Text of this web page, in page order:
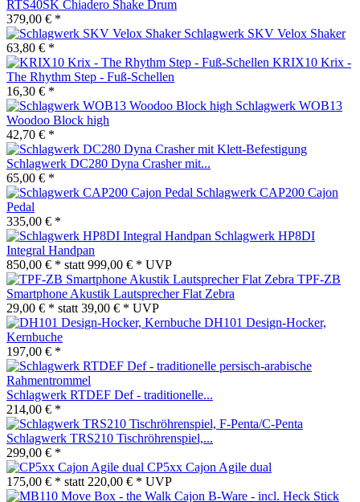
RTS40SK Chiadero Shake Drum
379,00 € *
Schlagwerk SKV Velox Shaker
63,80 € *
KRIX10 Krix -
The Rhythm Step - Fuß-Schellen
16,30 € *
Schlagwerk WOB13
Woodoo Block high
42,70 € *
Schlagwerk DC280 Dyna Crasher mit...
65,00 € *
Schlagwerk CAP200 Cajon
Pedal
335,00 € *
Schlagwerk HP8DI
Integral Handpan
850,00 € * statt 999,00 € * UVP
TPF-ZB
Smartphone Akustik Lautsprecher Flat Zebra
29,00 € * statt 39,00 € * UVP
DH101 Design-Hocker,
Kernbuche
197,00 € *
Schlagwerk RTDEF Def - traditionelle...
214,00 € *
Schlagwerk TRS210 Tischröhrenspiel,...
299,00 € *
CP5xx Cajon Agile dual
175,00 € * statt 220,00 € * UVP